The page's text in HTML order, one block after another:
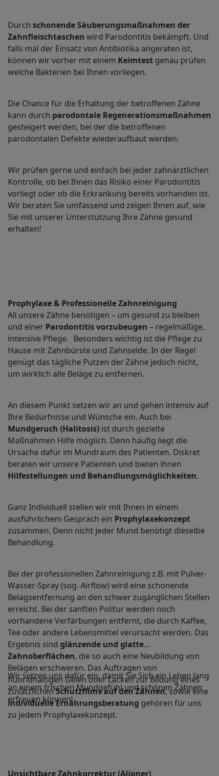
Durch schonende Säuberungsmaßnahmen der
Zahnfleischtaschen wird Parodontitis bekämpft. Und
falls mal der Einsatz von Antibiotika angeraten ist,
können wir vorher mit einem Keimtest genau prüfen
welche Bakterien bei Ihnen vorliegen.
Die Chance für die Erhaltung der betroffenen Zähne
kann durch parodontale Regenerationsmaßnahmen
gesteigert werden, bei der die betroffenen
parodontalen Defekte wiederaufbaut werden.
Wir prüfen gerne und einfach bei jeder zahnärztlichen
Kontrolle, ob bei Ihnen das Risiko einer Parodontitis
vorliegt oder ob die Erkrankung bereits vorhanden ist.
Wir beraten Sie umfassend und zeigen Ihnen auf, wie
Sie mit unserer Unterstützung Ihre Zähne gesund
erhalten!
Prophylaxe & Professionelle Zahnreinigung
All unsere Zähne benötigen – um gesund zu bleiben
und einer Parodontitis vorzubeugen – regelmäßige,
intensive Pflege. Besonders wichtig ist die Pflege zu
Hause mit Zahnbürste und Zahnseide. In der Regel
genügt das tägliche Putzen der Zähne jedoch nicht,
um wirklich alle Beläge zu entfernen.
An diesem Punkt setzen wir an und gehen intensiv auf
Ihre Bedürfnisse und Wünsche ein. Auch bei
Mundgeruch (Halitosis) ist durch gezielte
Maßnahmen Hilfe möglich. Denn häufig liegt die
Ursache dafür im Mundraum des Patienten. Diskret
beraten wir unsere Patienten und bieten ihnen
Hilfestellungen und Behandlungsmöglichkeiten.
Ganz Individuell stellen wir mit Ihnen in einem
ausführlichem Gespräch ein Prophylaxekonzept
zusammen. Denn nicht jeder Mund benötigt dieselbe
Behandlung.
Bei der professionellen Zahnreinigung z.B. mit Pulver-
Wasser-Spray (sog. Airflow) wird eine schonende
Belagsentfernung an den schwer zugänglichen Stellen
erreicht. Bei der sanften Politur werden noch
vorhandene Verfärbungen entfernt, die durch Kaffee,
Tee oder andere Lebensmittel verursacht werden. Das
Ergebnis sind glänzende und glatte
Zahnoberflächen, die so auch eine Neubildung von
Belägen erschweren. Das Auftragen von
fluoridhaltigen Gelen oder Lacken zur Bildung eines
zusätzlichenSchutzfilms auf den Zähnen, sowie eine
individuelle Ernährungsberatung gehören für uns
zu jedem Prophylaxekonzept.
Wir setzen uns dafür ein, damit Sie Sich ein Leben lang
an einem frischen Mundgefühl und schönen Zähnen
erfreuen können!
Unsichtbare Zahnkorrektur (Aligner)